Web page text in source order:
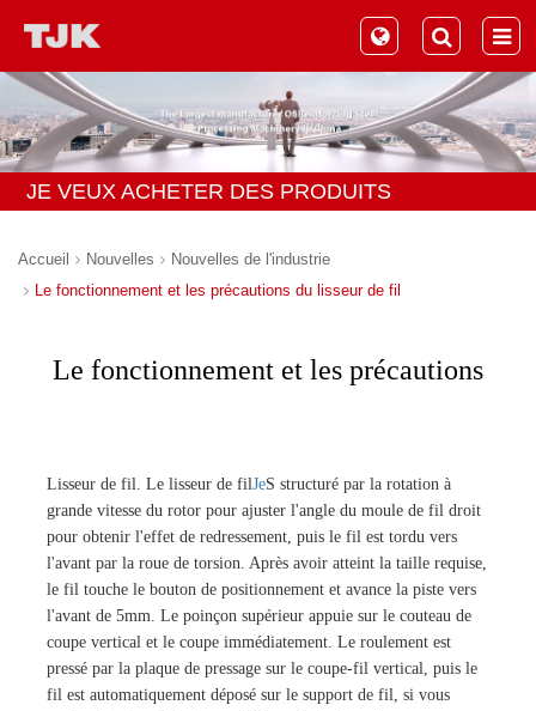
JE VEUX ACHETER DES PRODUITS
Accueil Nouvelles
Nouvelles de l'industrie
Le fonctionnement et les précautions du lisseur de fil
Le fonctionnement et les précautions
Lisseur de fil. Le lisseur de filJeS structuré par la rotation à
grande vitesse du rotor pour ajuster l'angle du moule de fil droit
pour obtenir l'effet de redressement, puis le fil est tordu vers
l'avant par la roue de torsion. Après avoir atteint la taille requise,
le fil touche le bouton de positionnement et avance la piste vers
l'avant de 5mm. Le poinçon supérieur appuie sur le couteau de
coupe vertical et le coupe immédiatement. Le roulement est
pressé par la plaque de pressage sur le coupe-fil vertical, puis le
fil est automatiquement déposé sur le support de fil, si vous